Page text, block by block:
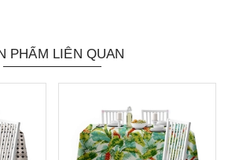
PHẨM LIÊN QUAN